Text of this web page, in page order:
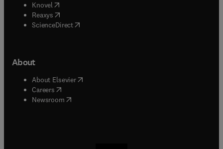
Knovel (opens in new tab/window
Reaxys (opens in new tab/window
ScienceDirect(opens in new tab/window
About
About Elsevier( opens in new tab/window
Careers opens in new tab/window
Newsroom( opens in new tab/window